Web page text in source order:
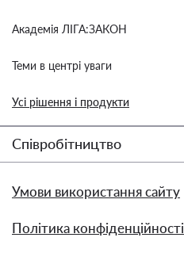
Академія ЛІГА:ЗАКОН
Теми в центрі уваги
Усі рішення і продукти
Співробітництво
Умови використання сайту
Політика конфіденційності